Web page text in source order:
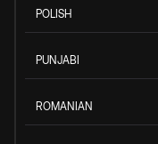
POLISH
PUNJABI
ROMANIAN